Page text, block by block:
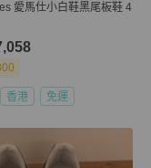
愛馬仕小白鞋黑尾板鞋 4
香港 免運